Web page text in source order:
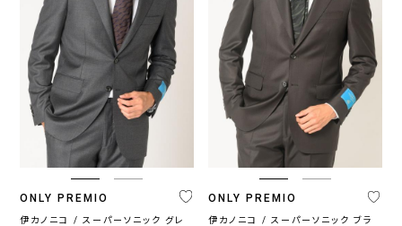
ONLY PREMIO
伊カノニコ / スーパーソニック グレ
ONLY PREMIO
伊カノニコ / スーパーソニック ブラ